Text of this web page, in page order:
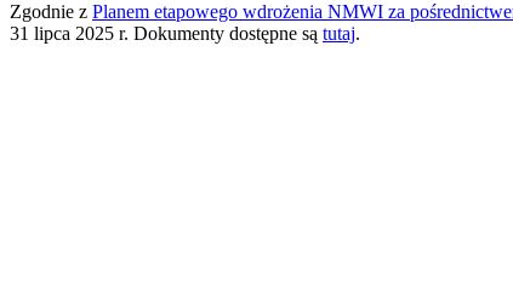
Zgodnie z Planem etapowego wdrożenia NMWI za
31 lipca 2025 r. Dokumenty dostępne są tutaj.